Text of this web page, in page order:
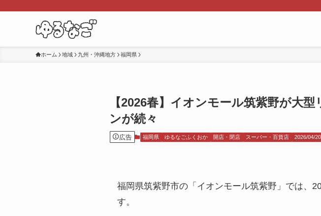
ホーム 地域 九州・沖縄地方 福岡県
【2026春】イオンモール筑紫野が大
ンが続々
広告 福岡県 ゆるなごふくおか 開店・閉店 スーパー・百貨店 2026/04/
福岡県筑紫野市の「イオンモール筑紫野」では、
す。